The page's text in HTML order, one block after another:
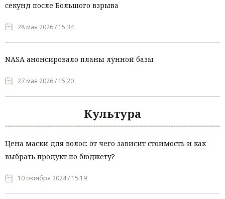
секунд после Большого взрыва
28 мая 2026 / 15:34
NASA анонсировало планы лунной базы
27 мая 2026 / 15:20
Культура
Цена маски для волос: от чего зависит стоимость и как
выбрать продукт по бюджету?
10 октября 2024 / 15:19